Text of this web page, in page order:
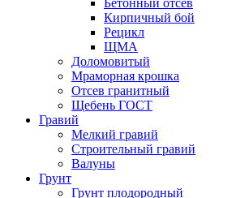
Бетонный отсев
Кирпичный бой
Рецикл
ЩМА
Доломовитый
Мраморная крошка
Отсев гранитный
Щебень ГОСТ
Гравий
Мелкий гравий
Строительный гравий
Валуны
Грунт
Грунт плодородный